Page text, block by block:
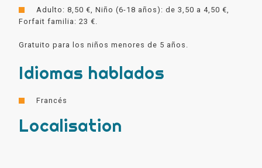
Adulto: 8,50 €, Niño (6-18 años): de 3,50 a 4,50 €,
Forfait familia: 23 €.
Gratuito para los niños menores de 5 años.
Idiomas hablados
Francés
Localisation